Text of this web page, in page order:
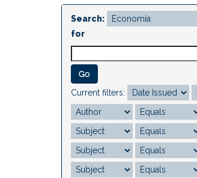
Search:
for
Current filters: